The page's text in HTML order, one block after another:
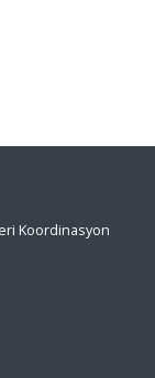
Koordinasyon